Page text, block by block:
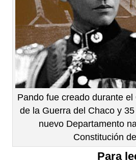
Pando fue creado durante
de la Guerra del Chaco y
nuevo Departamento
Constitución
Para